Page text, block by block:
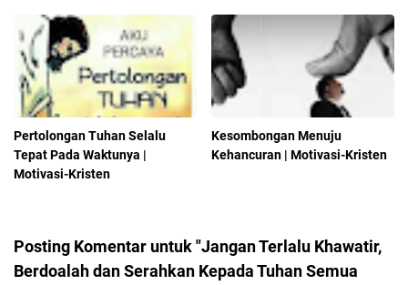
Pertolongan Tuhan Selalu
Tepat Pada Waktunya |
Motivasi-Kristen
Kesombongan Menuju
Kehancuran | Motivasi-Kristen
Posting Komentar untuk "Jangan Terlalu Khawatir,
Berdoalah dan Serahkan Kepada Tuhan Semua